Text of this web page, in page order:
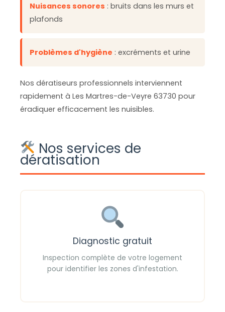
Nuisances sonores : bruits dans les murs et
plafonds
Problèmes d'hygiène : excréments et urine
Nos dératiseurs professionnels interviennent
rapidement à Les Martres-de-Veyre 63730 pour
éradiquer efficacement les nuisibles.
Nos services de
dératisation
Diagnostic gratuit
Inspection complète de votre logement
pour identifier les zones d'infestation.